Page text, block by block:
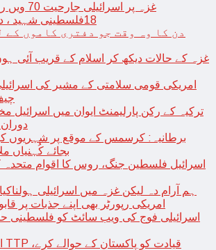
غزہ پر
18فلسطینی شہید ، درجنوں زخمی
دن کا وہ وقت جو دفتری کاموں کے
امریکی قومی سلامتی کے مشیر کی
ترکیہ کے رکن پارلیمنٹ ایوان میں اسرائیل
دوران
برطانیہ: کرسمس کے موقع پر شہریوں
بجائے کُہنیاں
اسرائیل فلسطین جنگ، روس کا اقوام متحدہ
ہم آرام دہ لیکن غزہ میں اسرائیلی
امریکی رپورٹر بھی اپنے جذبات پر
اسرائیلی فوج کی ویب سائٹ کو فلسطینی